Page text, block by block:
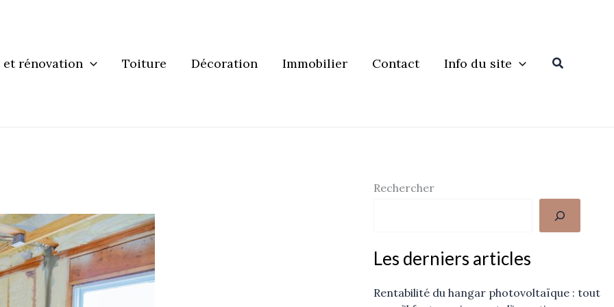
et rénovation Toiture Décoration Immobilier Contact Info du site
Rechercher
Les derniers articles
Rentabilité du hangar photovoltaïque : tout